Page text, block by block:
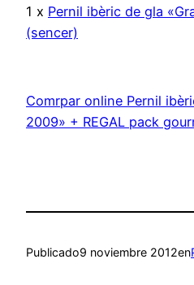
1 x Pernil ibèric de gla
(sencer)
Comrpar online Pernil
2009» + REGAL pack
Publicado9 noviembre 2012en